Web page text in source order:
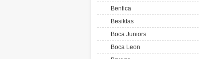
Benfica
Besiktas
Boca Juniors
Boca Leon